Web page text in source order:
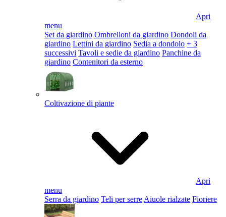
Apri
menu
Set da giardino Ombrelloni da giardino Dondoli da
giardino Lettini da giardino Sedia a dondolo + 3
successivi Tavoli e sedie da giardino Panchine da
giardino Contenitori da esterno
Coltivazione di piante
Apri
menu
Serra da giardino Teli per serre Aiuole rialzate Fioriere